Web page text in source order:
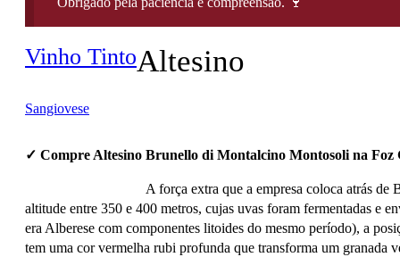
Vinho TintoAltesino
Sangiovese
✓ Compre Altesino Brunello di Montalcino Montosoli na Foz
A força extra que a empresa coloca atrás
altitude entre 350 e 400 metros, cujas uvas foram fermentadas e
era Alberese com componentes litoides do mesmo período), a
tem uma cor vermelha rubi profunda que transforma um granada